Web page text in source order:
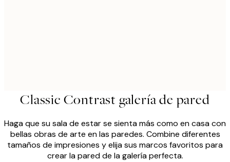
Classic Contrast galería de pared
Haga que su sala de estar se sienta más como en casa con
bellas obras de arte en las paredes. Combine diferentes
tamaños de impresiones y elija sus marcos favoritos para
crear la pared de la galería perfecta.